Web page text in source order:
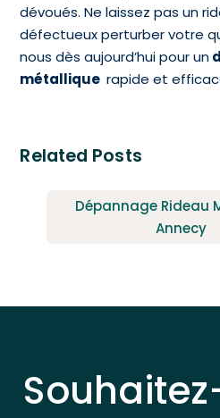
dévoués. Ne laissez pas un
défectueux perturber votre
nous dès aujourd’hui pour un
métallique rapide et
Related Posts
Dépannage Rideau
Annecy